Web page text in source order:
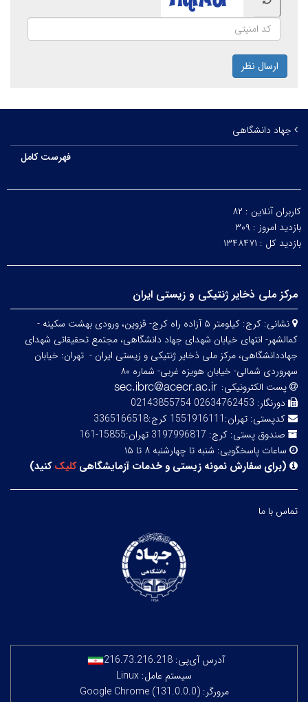
ارسال نظر
جهاد دانشگاهی
فهرست کامل
کاربران آنلاین : ۸۲
بازدید امروز : ۳۰۹
بازدید کل : ۱۳۴۸۴۷۱
مرکز ملی ذخایر ژنتیکی و زیستی ایران
نشانی:
کرج: کیلومتر ۵ آزاده راه کرج- قزوین، ورودی بهشت سکینه -
کمالشهر- انتهای خیابان شهدای جهاد دانشگاهی، مجتمع تحقیقاتی شهدای
جهاددانشگاهی، مرکز ملی ذخایر ژنتیکی و زیستی ایران - تهران: خیابان
سهروردی شمالی- خیابان هویزه غربی- شماره ۸۰
پست الکترونیکی:
دورنگار: 02634762453 02143855754
کدپستی: تهران:1551916111 کرج:3365166518
صندوق پستی: کرج: 3197996817 تهران:15855-161
ساعات پاسخگویی: شنبه تا چهارشنبه ۸ تا ۱۵
(برای سفارش نمونه زیستی و خدمات آزمایشگاهیکلیککنید)
تماس با ما
آدرس آی‌پی: 216.73.216.218
سیستم عامل: Linux
مرورگر: Google Chrome (131.0.0.0)